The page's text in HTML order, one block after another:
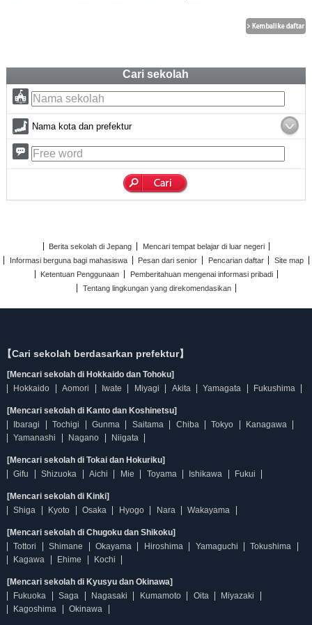
Cari sekolah
Nama kota dan prefektur
Berita sekolah di Jepang
Mencari tempat belajar di luar negeri
Informasi berguna bagi mahasiswa
Pesan dari senior Pencarian daftar
Site map
Ketentuan Penggunaan
Pemberitahuan mengenai informasi pribadi
Tentang lingkungan yang direkomendasikan
【Cari sekolah berdasarkan prefektur】
[Mencari sekolah di Hokkaido dan Tohoku]
Hokkaido
Aomori Iwate Miyagi Akita Yamagata Fukushima
[Mencari sekolah di Kanto dan Koshinetsu]
Ibaragi
Tochigi Gunma Saitama Chiba Tokyo
Kanagawa
Yamanashi
Nagano Niigata
[Mencari sekolah di Tokai dan Hokuriku]
Gifu
Shizuoka Aichi Mie Toyama Ishikawa Fukui
[Mencari sekolah di Kinki]
Shiga
Kyoto Osaka Hyogo Nara Wakayama
[Mencari sekolah di Chugoku dan Shikoku]
Tottori
Shimane Okayama Hiroshima Yamaguchi
Tokushima
Kagawa
Ehime Kochi
[Mencari sekolah di Kyusyu dan Okinawa]
Fukuoka
Saga Nagasaki Kumamoto Oita
Miyazaki
Kagoshima
Okinawa